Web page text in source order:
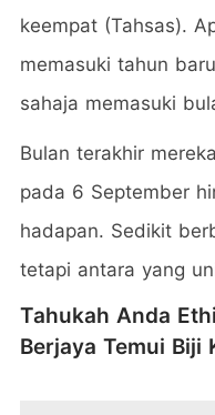
keempat (Tahsas).
memasuki tahun
sahaja memasuki
Bulan terakhir
pada 6 September
hadapan. Sedikit
tetapi antara yang
Tahukah Anda
Berjaya Temui Biji